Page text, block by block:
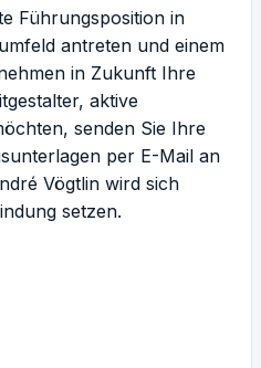
Führungsposition in
antreten und einem
in Zukunft Ihre
aktive
senden Sie Ihre
per E-Mail an
Vögtlin wird sich
setzen.